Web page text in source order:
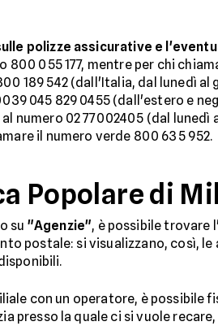
polizze assicurative e
055 177, mentre per chi
189 542 (dall'Italia, dal lunedì al
045 829 0455 (dall'estero e
numero 02 77002405 (dal lunedì
il numero verde 800 635 952.
Popolare di
su "Agenzie", è possibile trovare
postale: si visualizzano, così,
con un operatore, è
presso la quale ci si vuole